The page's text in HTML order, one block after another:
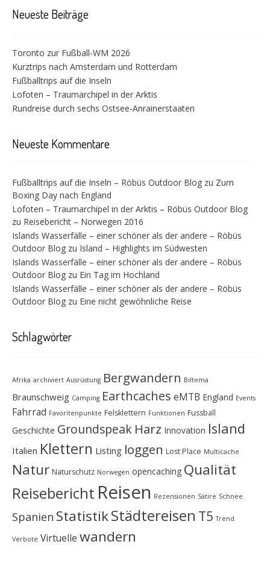
Neueste Beiträge
Toronto zur Fußball-WM 2026
Kurztrips nach Amsterdam und Rotterdam
Fußballtrips auf die Inseln
Lofoten – Traumarchipel in der Arktis
Rundreise durch sechs Ostsee-Anrainerstaaten
Neueste Kommentare
Fußballtrips auf die Inseln – Röbüs Outdoor Blog zu Zum
Boxing Day nach England
Lofoten – Traumarchipel in der Arktis – Röbüs Outdoor Blog
zu Reisebericht – Norwegen 2016
Islands Wasserfälle – einer schöner als der andere – Röbüs
Outdoor Blog zu Island – Highlights im Südwesten
Islands Wasserfälle – einer schöner als der andere – Röbüs
Outdoor Blog zu Ein Tag im Hochland
Islands Wasserfälle – einer schöner als der andere – Röbüs
Outdoor Blog zu Eine nicht gewöhnliche Reise
Schlagwörter
Afrika archiviert Ausrüstung Bergwandern Biltema
Braunschweig Camping Earthcaches eMTB England Events
Fahrrad Favoritenpunkte Felsklettern Funktionen Fussball
Geschichte Groundspeak Harz Innovation Island
Italien Klettern Listing loggen Lost Place Multicache
Natur Naturschutz Norwegen opencaching Qualität
Reisebericht Reisen Rezensionen Satire Schnee
Spanien StatistikStädtereisen T5 Trend
Verbote Virtuelle wandern